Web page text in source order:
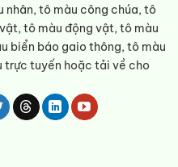
nhân, tô màu công chúa, tô
tô màu động vật, tô màu
biển báo gaio thông, tô màu
trực tuyến hoặc tải về cho